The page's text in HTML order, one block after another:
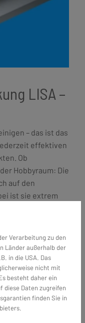
LISA –
– das ist das
effektiven
Ob
Hobbyraum: Die
auf den
ist sie extrem
Zum
Verarbeitung zu den
Länder außerhalb der
in die USA. Das
nicht mit
besteht daher ein
diese Daten zugreifen
finden Sie in